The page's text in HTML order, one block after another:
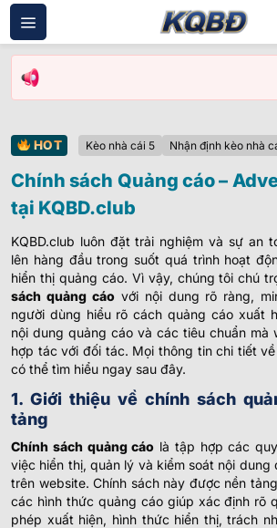
Bỏ
qua
nội
dung
HOT Kèo nhà cái 5 Nhận định kèo nhà
Chính sách Quảng cáo –
tại KQBD.club
KQBD.club luôn đặt trải nghiệm và sự an
lên hàng đầu trong suốt quá trình hoạt
hiển thị quảng cáo. Vì vậy, chúng tôi chú
sách quảng cáovới nội dung rõ ràng,
người dùng hiểu rõ cách quảng cáo xuất
nội dung quảng cáo và các tiêu chuẩn mà
hợp tác với đối tác. Mọi thông tin chi tiết
có thể tìm hiểu ngay sau đây.
1. Giới thiệu về chính sách
tảng
Chính sách quảng cáo là tập hợp các
việc hiển thị, quản lý và kiểm soát nội dung
trên website. Chính sách này được nền
các hình thức quảng cáo giúp xác định rõ
phép xuất hiện, hình thức hiển thị, trách